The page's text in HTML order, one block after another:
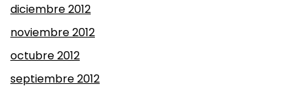
diciembre 2012
noviembre 2012
octubre 2012
septiembre 2012